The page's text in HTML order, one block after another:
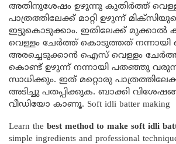
അതിനുശേഷം ഉഴുന്നു കുതിർത്ത്
പാത്രത്തിലേക്ക് മാറ്റി ഉഴുന്ന്
ഇട്ടുകൊടുക്കാം. ഇതിലേക്ക് മുക്കാൽ
വെള്ളം ചേർത്ത് കൊടുത്തത് നന്നായി
അരച്ചെടുക്കാൻ ഐസ് വെള്ളം
കൊണ്ട് ഉഴുന്ന് നന്നായി പതഞ്ഞു
സാധിക്കും. ഇത് മറ്റൊരു പാത്രത്തിലേക്ക്
അടിച്ചു പതപ്പിക്കുക. ബാക്കി
വീഡിയോ കാണൂ. Soft idli batter making
Learn the best method to make soft idli
simple ingredients and professional